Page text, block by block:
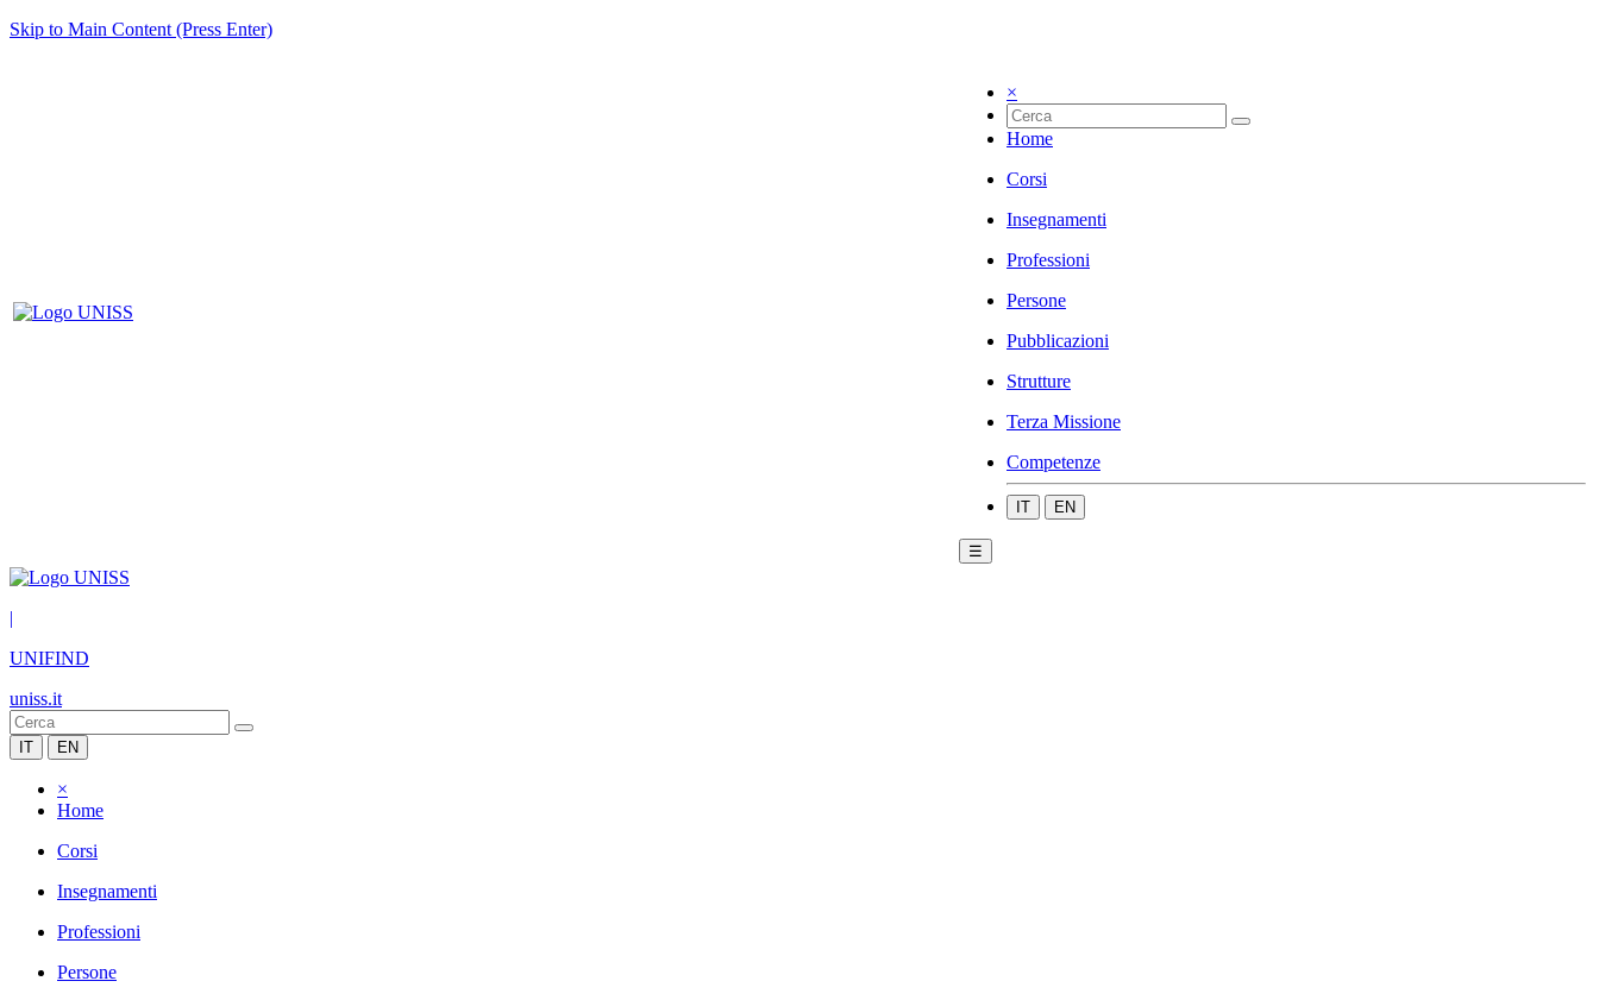
Skip to Main Content (Press Enter)
×
Home
Corsi
Insegnamenti
Professioni
Persone
Pubblicazioni
Strutture
Terza Missione
Competenze
IT EN
☰
|
UNIFIND
uniss.it
IT EN
×
Home
Corsi
Insegnamenti
Professioni
Persone